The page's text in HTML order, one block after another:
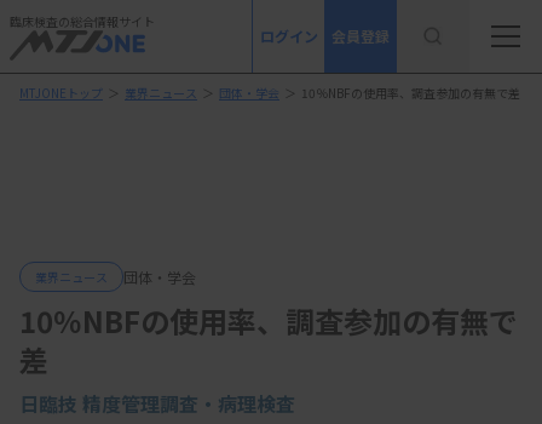
臨床検査の総合情報サイト
ログイン 会員登録
MTJONEトップ ＞ 業界ニュース ＞ 団体・学会 ＞ 10％NBFの使用率、調査参加の有無で差
業界ニュース 団体・学会
10％NBFの使用率、調査参加の有無で
差
日臨技 精度管理調査・病理検査